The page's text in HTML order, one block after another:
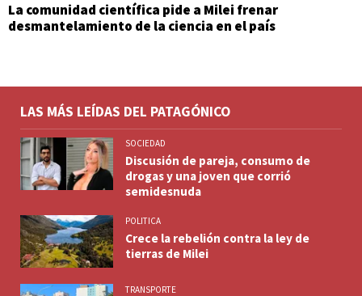
La comunidad científica pide a Milei frenar
desmantelamiento de la ciencia en el país
LAS MÁS LEÍDAS DEL PATAGÓNICO
SOCIEDAD
Discusión de pareja, consumo de
drogas y una joven que corrió
semidesnuda
POLITICA
Crece la rebelión contra la ley de
tierras de Milei
TRANSPORTE